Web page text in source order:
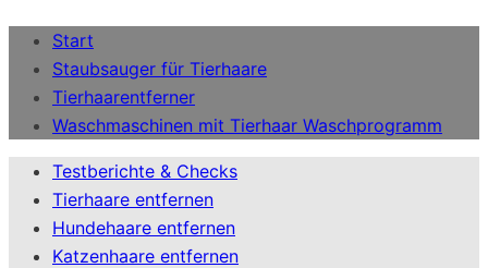
Start
Staubsauger für Tierhaare
Tierhaarentferner
Waschmaschinen mit Tierhaar Waschprogramm
Testberichte & Checks
Tierhaare entfernen
Hundehaare entfernen
Katzenhaare entfernen